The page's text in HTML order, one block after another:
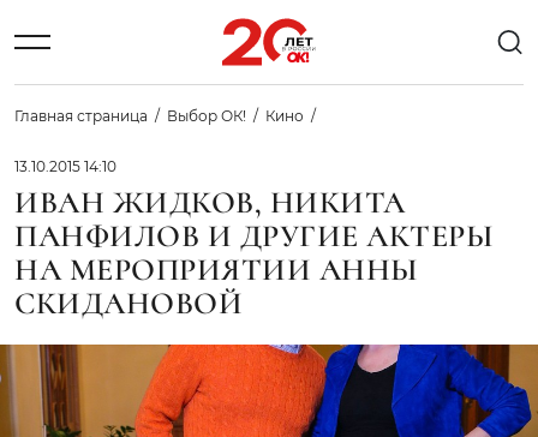
Главная страница Выбор ОК! Кино
13.10.2015 14:10
ИВАН ЖИДКОВ, НИКИТА
ПАНФИЛОВ И ДРУГИЕ АКТЕРЫ
НА МЕРОПРИЯТИИ АННЫ
СКИДАНОВОЙ